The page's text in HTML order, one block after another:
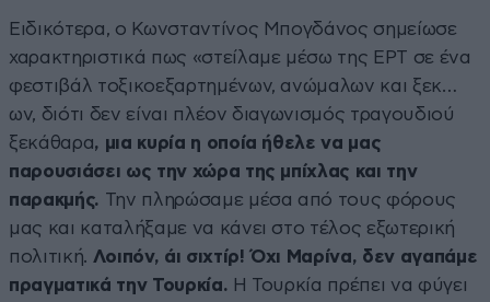
Ειδικότερα, ο Κωνσταντίνος Μπογδάνος σημείωσε
χαρακτηριστικά πως «στείλαμε μέσω της ΕΡΤ σε ένα
φεστιβάλ τοξικοεξαρτημένων, ανώμαλων και ξεκ…
ων, διότι δεν είναι πλέον διαγωνισμός τραγουδιού
ξεκάθαρα, μια κυρία η οποία ήθελε να μας
παρουσιάσει ως την χώρα της μπίχλας και την
παρακμής. Την πληρώσαμε μέσα από τους φόρους
μας και καταλήξαμε να κάνει στο τέλος εξωτερική
πολιτική. Λοιπόν, άι σιχτίρ! Όχι Μαρίνα, δεν αγαπάμε
πραγματικά την Τουρκία. Η Τουρκία πρέπει να φύγει